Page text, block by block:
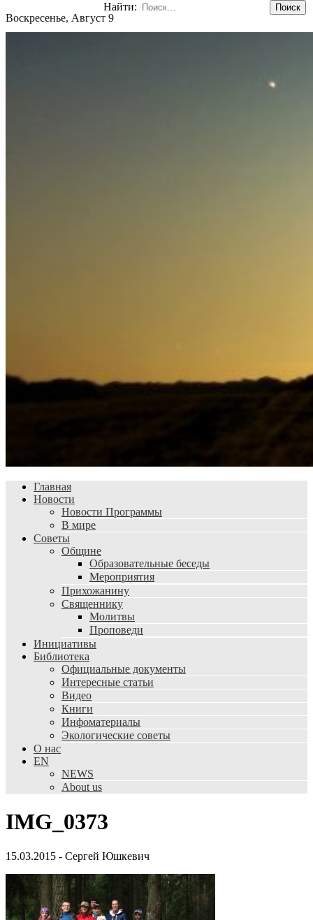
Воскресенье, Август 9
Найти:
Главная
Новости
Новости Программы
В мире
Советы
Общине
Образовательные беседы
Мероприятия
Прихожанину
Священнику
Молитвы
Проповеди
Инициативы
Библиотека
Официальные документы
Интересные статьи
Видео
Книги
Инфоматериалы
Экологические советы
О нас
EN
NEWS
About us
IMG_0373
15.03.2015 - Сергей Юшкевич